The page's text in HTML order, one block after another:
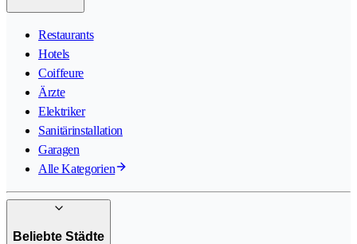
Restaurants
Hotels
Coiffeure
Ärzte
Elektriker
Sanitärinstallation
Garagen
Alle Kategorien
Beliebte Städte